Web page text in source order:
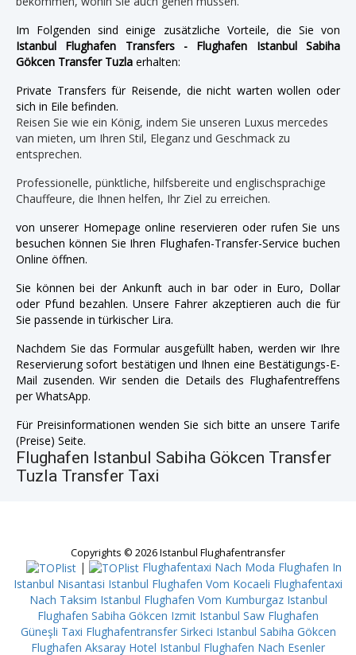
Im Folgenden sind einige zusätzliche Vorteile, die Sie von
Istanbul Flughafen Transfers - Flughafen Istanbul Sabiha
Gökcen Transfer Tuzla erhalten:
Private Transfers für Reisende, die nicht warten wollen oder
sich in Eile befinden.
Reisen Sie wie ein König, indem Sie unseren Luxus mercedes
van mieten, um Ihren Stil, Eleganz und Geschmack zu
entsprechen.
Professionelle, pünktliche, hilfsbereite und englischsprachige
Chauffeure, die Ihnen helfen, Ihr Ziel zu erreichen.
von unserer Homepage online reservieren oder rufen Sie uns
besuchen können Sie Ihren Flughafen-Transfer-Service buchen
Online öffnen.
Sie können bei der Ankunft auch in bar oder in Euro, Dollar
oder Pfund bezahlen. Unsere Fahrer akzeptieren auch die für
Sie passende in türkischer Lira.
Nachdem Sie das Formular ausgefüllt haben, werden wir Ihre
Reservierung sofort bestätigen und Ihnen eine Bestätigungs-E-
Mail zusenden. Wir senden die Details des Flughafentreffens
per WhatsApp.
Für Preisinformationen wenden Sie sich bitte an unsere Tarife
(Preise) Seite.
Flughafen Istanbul Sabiha Gökcen Transfer
Tuzla Transfer Taxi
Copyrights © 2026 Istanbul Flughafentransfer
| Flughafentaxi Nach Moda Flughafen In
Istanbul Nisantasi Istanbul Flughafen Vom Kocaeli Flughafentaxi
Nach Taksim Istanbul Flughafen Vom Kumburgaz Istanbul
Flughafen Sabiha Gökcen Izmit Istanbul Saw Flughafen
Güneşli Taxi Flughafentransfer Sirkeci Istanbul Sabiha Gökcen
Flughafen Aksaray Hotel Istanbul Flughafen Nach Esenler